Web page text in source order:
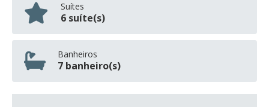
Suítes
6 suíte(s)
Banheiros
7 banheiro(s)